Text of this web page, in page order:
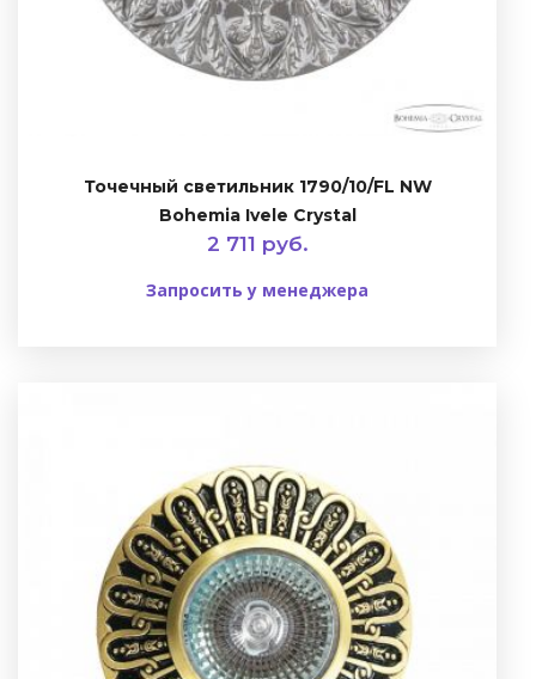
Точечный светильник 1790/10/FL NW
Bohemia Ivele Crystal
2 711 руб.
Запросить у менеджера